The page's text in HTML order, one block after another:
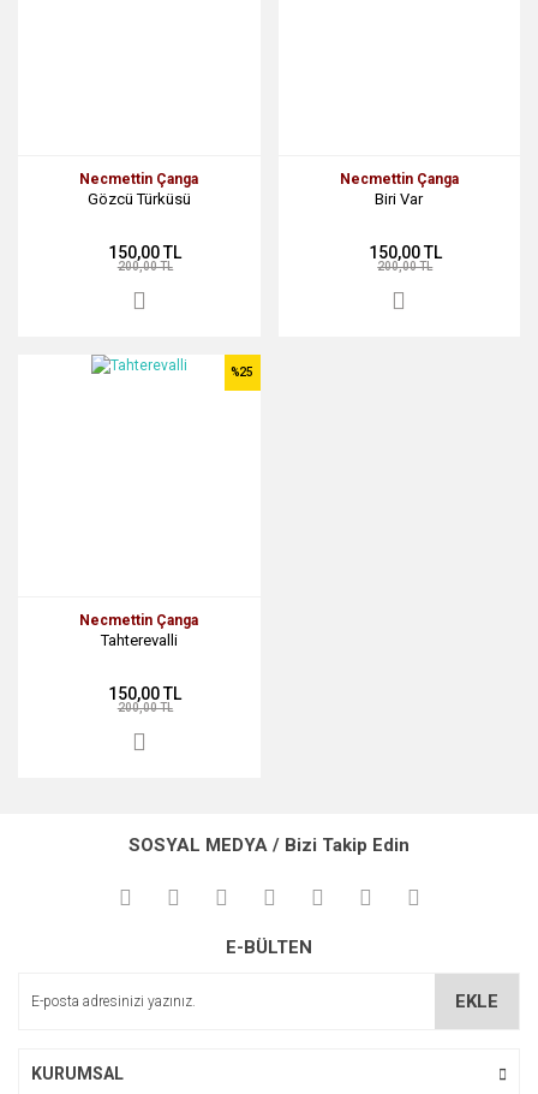
Necmettin Çanga
Gözcü Türküsü
150,00 TL
200,00 TL
Necmettin Çanga
Biri Var
150,00 TL
200,00 TL
Necmettin Çanga
Tahterevalli
%25
150,00 TL
200,00 TL
SOSYAL MEDYA / Bizi Takip Edin
E-BÜLTEN
EKLE
KURUMSAL